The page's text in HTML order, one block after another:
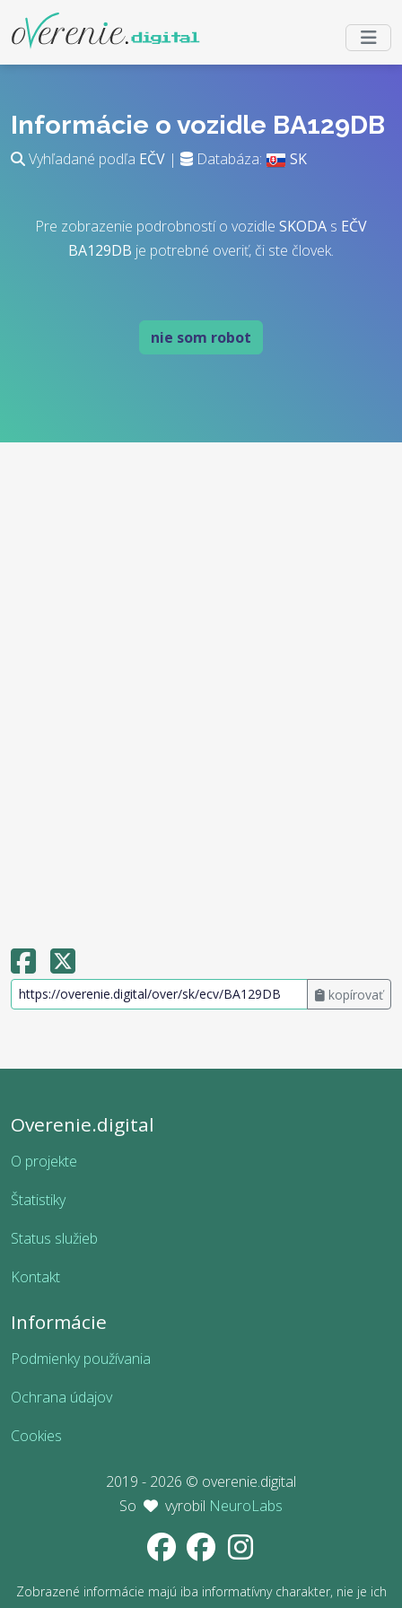
Informácie o vozidle BA129DB
Vyhľadané podľa EČV | Databáza: SK
Pre zobrazenie podrobností o vozidle SKODA s EČV
BA129DB je potrebné overiť, či ste človek.
nie som robot
kopírovať
Overenie.digital
O projekte
Štatistiky
Status služieb
Kontakt
Informácie
Podmienky používania
Ochrana údajov
Cookies
2019 - 2026 © overenie.digital
So
vyrobil NeuroLabs
Zobrazené informácie majú iba informatívny charakter, nie je ich